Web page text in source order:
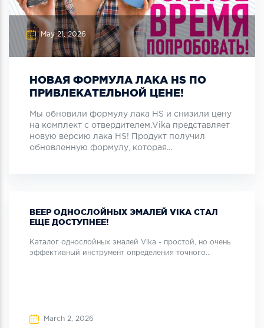
May 21, 2026
НОВАЯ ФОРМУЛА ЛАКА HS ПО
ПРИВЛЕКАТЕЛЬНОЙ ЦЕНЕ!
Мы обновили формулу лака HS и снизили цену
на комплект с отвердителем.Vika представляет
новую версию лака HS! Продукт получил
обновленную формулу, которая...
ВЕЕР ОДНОСЛОЙНЫХ ЭМАЛЕЙ VIKA СТАЛ
ЕЩЕ ДОСТУПНЕЕ!
Каталог однослойных эмалей Vika - простой, но очень
эффективный инструмент определения точного...
March 2, 2026